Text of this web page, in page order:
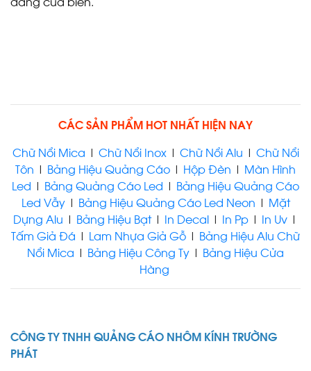
CÁC SẢN PHẨM HOT NHẤT HIỆN NAY
Chữ Nổi Mica | Chữ Nổi Inox| Chữ Nổi Alu | Chữ Nổi
Tôn | Bảng Hiệu Quảng Cáo | Hộp Đèn | Màn Hình
Led | Bảng Quảng Cáo Led | Bảng Hiệu Quảng Cáo
Led Vẫy| Bảng Hiệu Quảng Cáo Led Neon | Mặt
Dựng Alu | Bảng Hiệu Bạt | In Decal | In Pp | In Uv |
Tấm Giả Đá | Lam Nhựa Giả Gỗ | Bảng Hiệu Alu Chữ
Nổi Mica | Bảng Hiệu Công Ty | Bảng Hiệu Cửa
Hàng
CÔNG TY TNHH QUẢNG CÁO NHÔM KÍNH TRƯỜNG
PHÁT